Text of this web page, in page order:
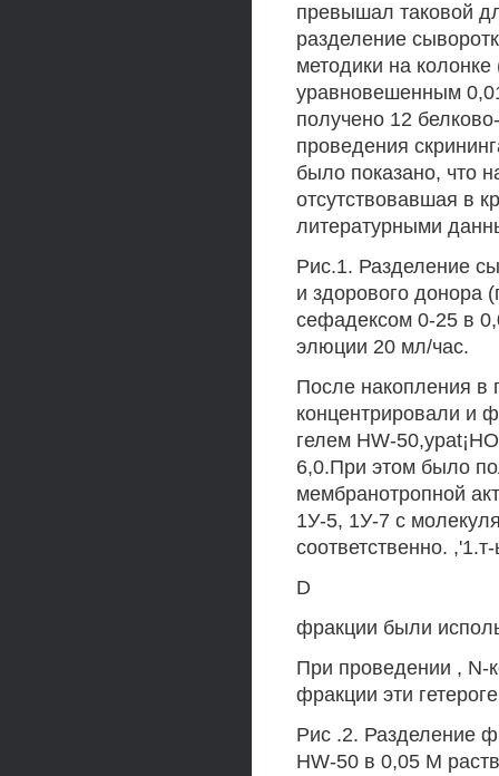
превышал таковой
разделение
методики на
уравновешенным
получено 12
проведения
было показано, что
отсутствовавшая в
литературными
Рис.1. Разделение
и здорового донора
сефадексом 0-25 в
элюции 20 мл/час.
После накопления в
концентрировали и
гелем НW-
6,0.При этом было
мембранотропной
1У-5, 1У-7 с
соответственно.
D
фракции были
При проведении , N-
фракции эти
Рис .2. Разделение
HW-50 в 0,05 М